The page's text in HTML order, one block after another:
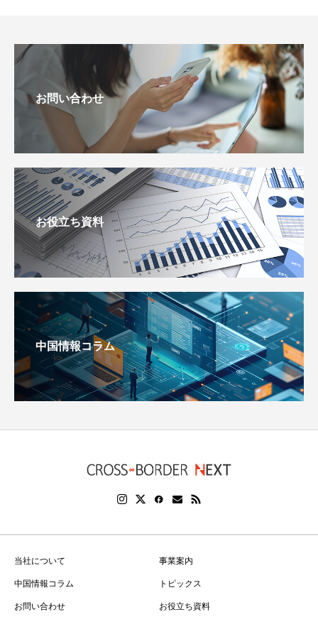
お問い合わせ
お役立ち資料
中国情報コラム
当社について 事業案内
中国情報コラム トピックス
お問い合わせ お役立ち資料